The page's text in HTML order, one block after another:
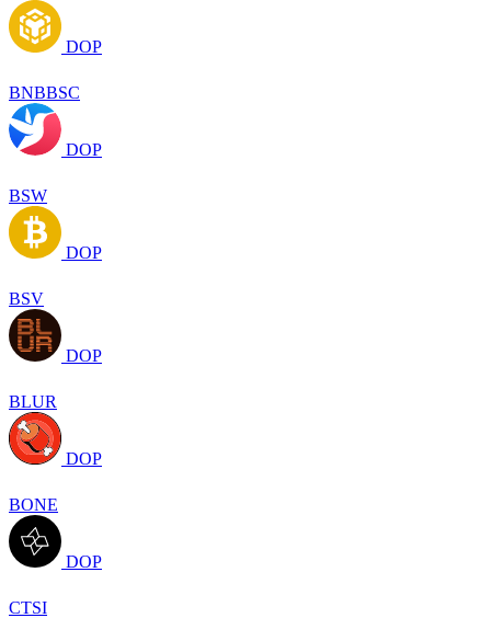
DOP
BNBBSC
DOP
BSW
DOP
BSV
DOP
BLUR
DOP
BONE
DOP
CTSI